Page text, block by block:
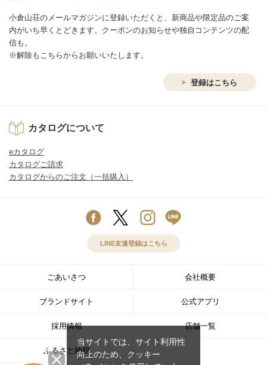
小倉山荘のメールマガジンに登録いただくと、新商品や限定品のご案
内がいち早くとどきます。クーポンのお知らせや独自コンテンツの配
信も。
※解除もこちらからお願いいたします。
登録はこちら
カタログについて
eカタログ
カタログご請求
カタログからのご注文（一括購入）
LINE友達登録はこちら
ごあいさつ 会社概要
ブランドサイト 公式アプリ
採用情報 店舗一覧
ふるさと納税
当サイトでは、サイト利用性
向上のため、クッキー